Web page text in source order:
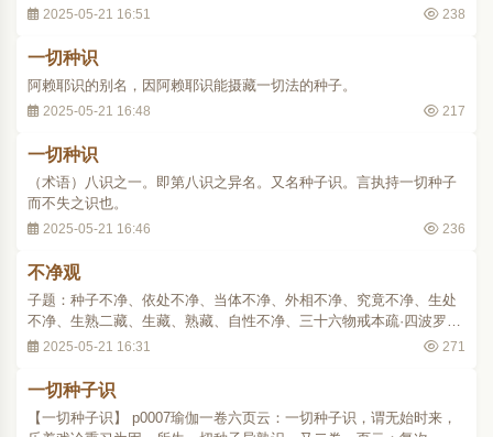
起名心：谓此心收集、储藏诸法种子，并于因缘具足时生起现行。换
识，它能熏习积集的诸法种子；又有一说，..
2025-05-21 16:51 238
一切种识
阿赖耶识的别名，因阿赖耶识能摄藏一切法的种子。
2025-05-21 16:48 217
一切种识
（术语）八识之一。即第八识之异名。又名种子识。言执持一切种子
而不失之识也。
2025-05-21 16:46 236
不净观
子题：种子不净、依处不净、当体不净、外相不净、究竟不净、生处
不净、生熟二藏、生藏、熟藏、自性不净、三十六物戒本疏·四波罗夷
法：“言不净观者，如来立药，对治心病，多贪不净；瞋以慈心；痴不
种子不净，揽父母形以为己有。故偈云：..
2025-05-21 16:31 271
一切种子识
【一切种子识】 p0007瑜伽一卷六页云：一切种子识，谓无始时来，